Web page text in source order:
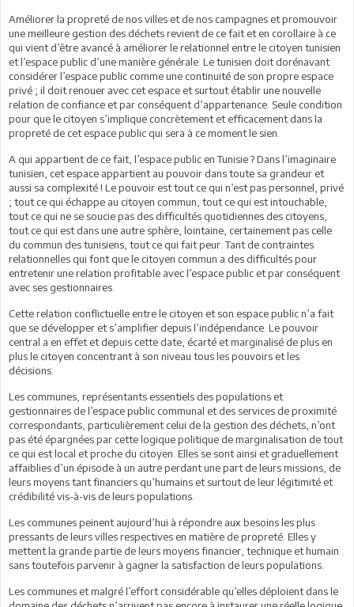
Améliorer la propreté de nos villes et de nos campagnes et promouvoir
une meilleure gestion des déchets revient de ce fait et en corollaire à ce
qui vient d’être avancé à améliorer le relationnel entre le citoyen tunisien
et l’espace public d’une manière générale. Le tunisien doit dorénavant
considérer l’espace public comme une continuité de son propre espace
privé ; il doit renouer avec cet espace et surtout établir une nouvelle
relation de confiance et par conséquent d’appartenance. Seule condition
pour que le citoyen s’implique concrètement et efficacement dans la
propreté de cet espace public qui sera à ce moment le sien.
A qui appartient de ce fait, l’espace public en Tunisie ? Dans l’imaginaire
tunisien, cet espace appartient au pouvoir dans toute sa grandeur et
aussi sa complexité ! Le pouvoir est tout ce qui n’est pas personnel, privé
; tout ce qui échappe au citoyen commun, tout ce qui est intouchable,
tout ce qui ne se soucie pas des difficultés quotidiennes des citoyens,
tout ce qui est dans une autre sphère, lointaine, certainement pas celle
du commun des tunisiens, tout ce qui fait peur. Tant de contraintes
relationnelles qui font que le citoyen commun a des difficultés pour
entretenir une relation profitable avec l’espace public et par conséquent
avec ses gestionnaires.
Cette relation conflictuelle entre le citoyen et son espace public n’a fait
que se développer et s’amplifier depuis l’indépendance. Le pouvoir
central a en effet et depuis cette date, écarté et marginalisé de plus en
plus le citoyen concentrant à son niveau tous les pouvoirs et les
décisions.
Les communes, représentants essentiels des populations et
gestionnaires de l’espace public communal et des services de proximité
correspondants, particulièrement celui de la gestion des déchets, n’ont
pas été épargnées par cette logique politique de marginalisation de tout
ce qui est local et proche du citoyen. Elles se sont ainsi et graduellement
affaiblies d’un épisode à un autre perdant une part de leurs missions, de
leurs moyens tant financiers qu’humains et surtout de leur légitimité et
crédibilité vis-à-vis de leurs populations.
Les communes peinent aujourd’hui à répondre aux besoins les plus
pressants de leurs villes respectives en matière de propreté. Elles y
mettent la grande partie de leurs moyens financier, technique et humain
sans toutefois parvenir à gagner la satisfaction de leurs populations.
Les communes et malgré l’effort considérable qu’elles déploient dans le